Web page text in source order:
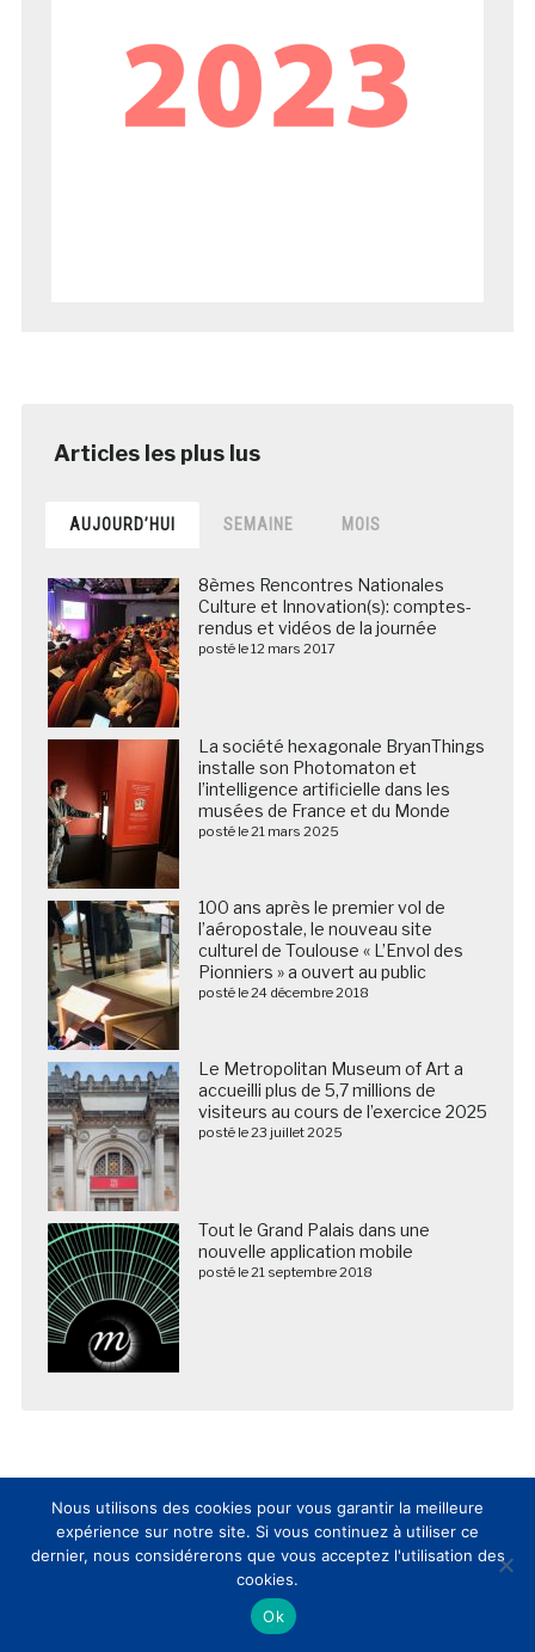
AUJOURD’HUI SEMAINE MOIS
8èmes Rencontres Nationales
Culture et Innovation(s): comptes-
rendus et vidéos de la journée
posté le 12 mars 2017
La société hexagonale BryanThings
installe son Photomaton et
l’intelligence artificielle dans les
musées de France et du Monde
posté le 21 mars 2025
100 ans après le premier vol de
l’aéropostale, le nouveau site
culturel de Toulouse « L’Envol des
Pionniers » a ouvert au public
posté le 24 décembre 2018
Le Metropolitan Museum of Art a
accueilli plus de 5,7 millions de
visiteurs au cours de l’exercice 2025
posté le 23 juillet 2025
Tout le Grand Palais dans une
nouvelle application mobile
posté le 21 septembre 2018
Nous suivre sur les réseaux sociaux
Nous utilisons des cookies pour vous garantir la meilleure
expérience sur notre site. Si vous continuez à utiliser ce
dernier, nous considérerons que vous acceptez l'utilisation des
cookies.
Ok